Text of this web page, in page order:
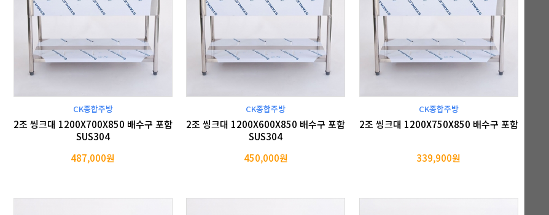
CK종합주방
2조 씽크대 1200X700X850 배수구 포함
SUS304
487,000원
CK종합주방
2조 씽크대 1200X600X850 배수구 포함
SUS304
450,000원
CK종합주방
2조 씽크대 1200X750X850 배수구 포함
339,900원